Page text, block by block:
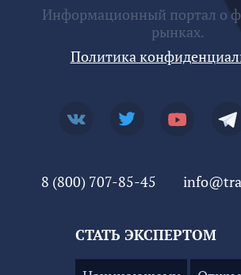
Информационный портал о
рынках.
Политика
8 (800) 707-85-45
СТАТЬ ЭКСПЕРТОМ